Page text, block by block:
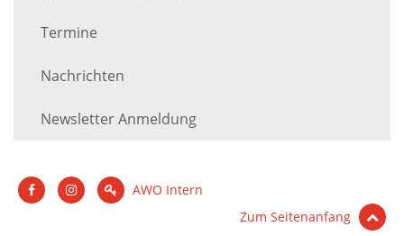
Termine
Nachrichten
Newsletter Anmeldung
AWO Intern
Zum Seitenanfang